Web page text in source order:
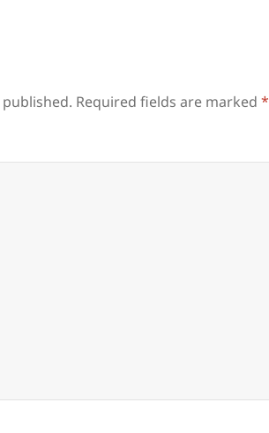
Required fields are marked*